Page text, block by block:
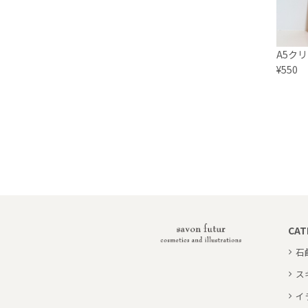
A5ク
¥550
石
ス
イ